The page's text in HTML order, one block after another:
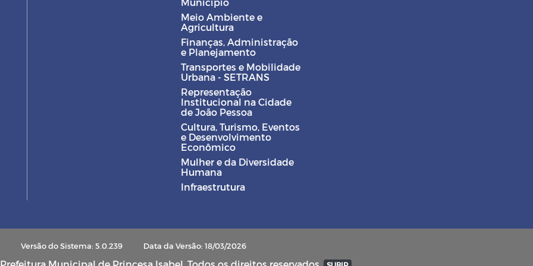
Meio Ambiente e
Agricultura
Finanças, Administração
e Planejamento
Transportes e Mobilidade
Urbana - SETRANS
Representação
Institucional na Cidade
de João Pessoa
Cultura, Turismo, Eventos
e Desenvolvimento
Econômico
Mulher e da Diversidade
Humana
Infraestrutura
Versão do Sistema: 5.0.239 Data da Versão: 18/03/2026
Municipal de Princesa Isabel. Todos os direitos reservados.